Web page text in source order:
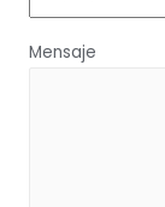
Mensaje